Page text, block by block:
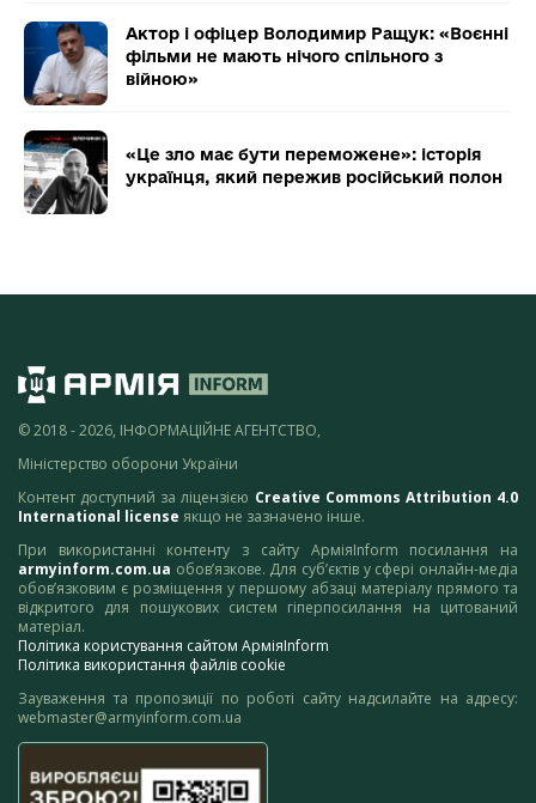
Актор і офіцер Володимир Ращук: «Воєнні
фільми не мають нічого спільного з
війною»
«Це зло має бути переможене»: історія
українця, який пережив російський полон
© 2018 - 2026, ІНФОРМАЦІЙНЕ АГЕНТСТВО,
Міністерство оборони України
Контент доступний за ліцензією Creative Commons Attribution 4.0
International license якщо не зазначено інше.
При використанні контенту з сайту АрміяInform посилання на
armyinform.com.ua обов’язкове. Для суб’єктів у сфері онлайн-медіа
обов’язковим є розміщення у першому абзаці матеріалу прямого та
відкритого для пошукових систем гіперпосилання на цитований
матеріал.
Політика користування сайтом АрміяInform
Політика використання файлів cookie
Зауваження та пропозиції по роботі сайту надсилайте на адресу:
webmaster@armyinform.com.ua